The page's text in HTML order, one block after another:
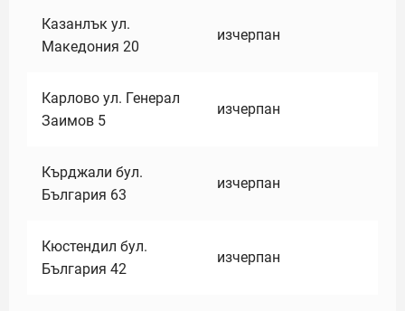
Казанлък ул.
Македония 20
изчерпан
Карлово ул. Генерал
Заимов 5
изчерпан
Кърджали бул.
България 63
изчерпан
Кюстендил бул.
България 42
изчерпан